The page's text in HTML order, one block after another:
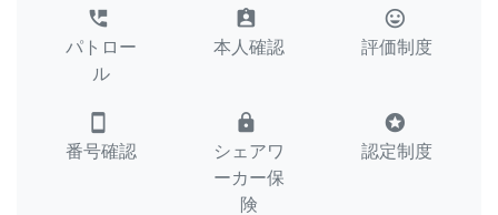
perm_phone_msg
パトロー
ル
assignment_ind
本人確認
tag_faces
評価制度
smartphone
番号確認
lock
シェアワ
ーカー保
険
stars
認定制度